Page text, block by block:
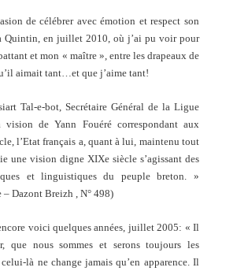
de célébrer avec émotion et respect son
Quintin, en juillet 2010, où j’ai pu voir pour
et mon « maître », entre les drapeaux de
aimait tant…et que j’aime tant!
Tal-e-bot, Secrétaire Général de la Ligue
de Yann Fouéré correspondant aux
l’Etat français a, quant à lui, maintenu tout
une vision digne XIXe siècle s’agissant des
et linguistiques du peuple breton. »
– Dazont Breizh , N° 498)
voici quelques années, juillet 2005: « Il
que nous sommes et serons toujours les
là ne change jamais qu’en apparence. Il